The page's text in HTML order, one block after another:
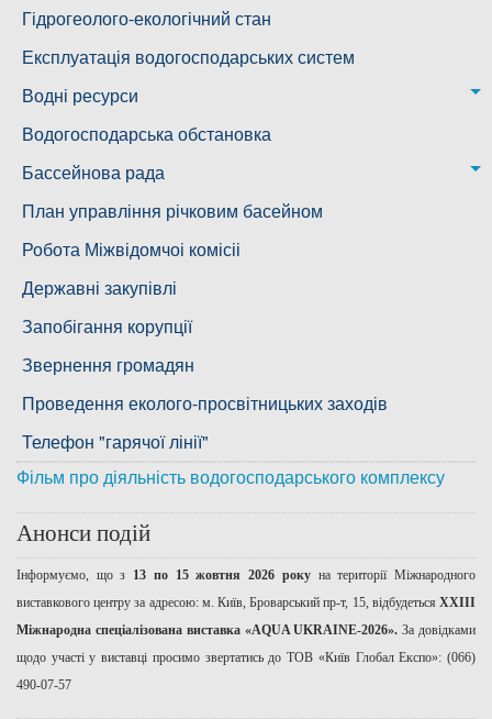
Воскресенська дільниця – водогін № 3
Ковалівська дільниця
Новобузька дільниця
Снігурівська дільниця
Дільниця з обслуговування насосного обладнання та
водоочисних установок
Лабораторія моніторингу вод
Лабораторія питного водопостачання
Гідрогеолого-екологічний стан
Експлуатація водогосподарських систем
Водні ресурси
Режими роботи водних об’єктів
Водогосподарська обстановка
Бассейнова рада
Басейнова рада Південного Бугу
Басейнова рада нижнього Дніпра
Басейнова рада річок Причорномор'я
План управління річковим басейном
Робота Міжвідомчоі комісіі
Державні закупівлі
Запобігання корупції
Звернення громадян
Проведення еколого-просвітницьких заходів
Телефон "гарячої лінії"
Фільм про діяльність водогосподарського комплексу
Анонси подій
Інформуємо, що з 13 по 15 жовтня 2026 рокуна території Міжнародного
виставкового центру за адресою: м. Київ, Броварський пр-т, 15, відбудеться ХХІІІ
Міжнародна спеціалізована виставка «AQUA UKRAINE-2026».За довідками
щодо участі у виставці просимо звертатись до ТОВ «Київ Глобал Експо»: (066)
490-07-57